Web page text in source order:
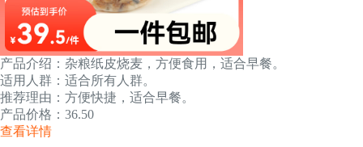
产品介绍：杂粮纸皮烧麦，方便食用，适合早餐。
适用人群：适合所有人群。
推荐理由：方便快捷，适合早餐。
产品价格：36.50
查看详情